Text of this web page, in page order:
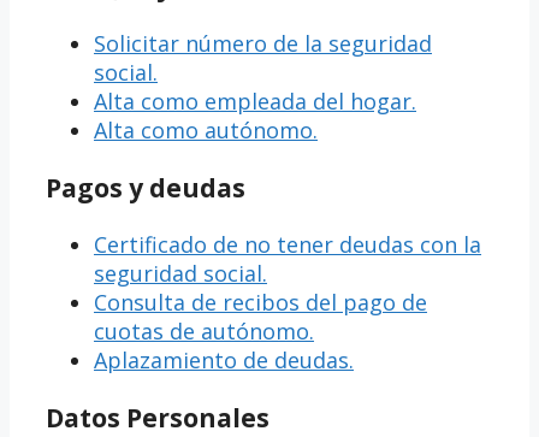
Solicitar número de la seguridad
social.
Alta como empleada del hogar.
Alta como autónomo.
Pagos y deudas
Certificado de no tener deudas con la
seguridad social.
Consulta de recibos del pago de
cuotas de autónomo.
Aplazamiento de deudas.
Datos Personales